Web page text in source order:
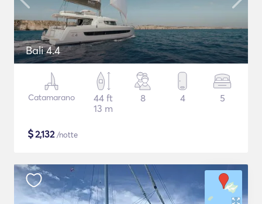
Bali 4.4
Catamarano
44 ft
13 m
8 4 5
$2,132/notte